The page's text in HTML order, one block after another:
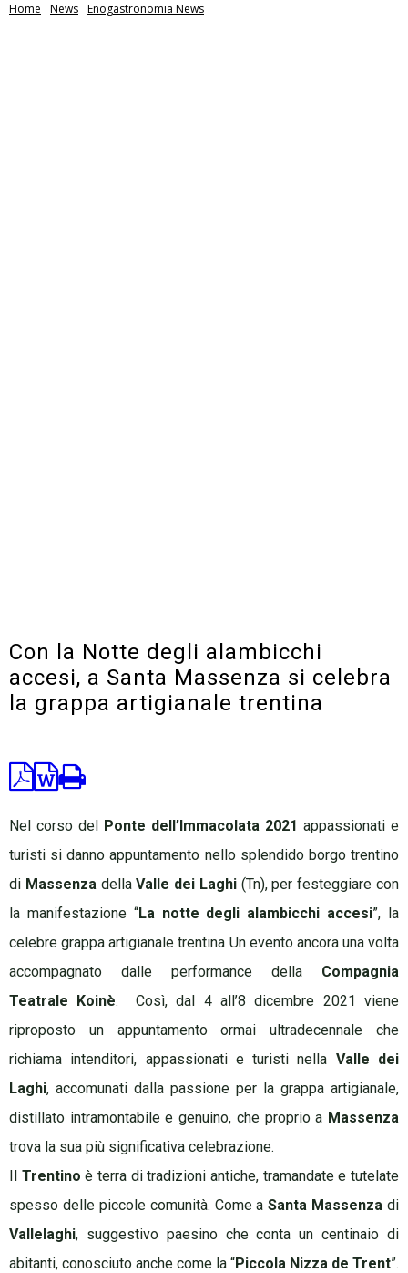
Home News Enogastronomia News
Con la Notte degli alambicchi
accesi, a Santa Massenza si celebra
la grappa artigianale trentina
Nel corso del Ponte dell’Immacolata 2021 appassionati e
turisti si danno appuntamento nello splendido borgo trentino
di MassenzadellaValle dei Laghi(Tn), per festeggiare con
la manifestazione “La notte degli alambicchi accesi”, la
celebre grappa artigianale trentina Un evento ancora una volta
accompagnato dalle performance della Compagnia
Teatrale Koinè.Così, dal 4 all’8 dicembre 2021 viene
riproposto un appuntamento ormai ultradecennale che
richiama intenditori, appassionati e turisti nella Valle dei
Laghi, accomunati dalla passione per la grappa artigianale,
distillato intramontabile e genuino, che proprio a Massenza
trova la sua più significativa celebrazione.
Il Trentino è terra di tradizioni antiche, tramandate e tutelate
spesso delle piccole comunità. Come aSanta Massenza di
Vallelaghi, suggestivo paesino che conta un centinaio di
abitanti, conosciuto anche come la “Piccola Nizza de Trent”.